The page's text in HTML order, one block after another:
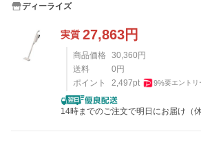
ディーライズ
実質 27,863円
商品価格 30,360円
送料
0円
ポイント
2,497pt 9%要エントリ
14時までのご注文で明日にお届け（